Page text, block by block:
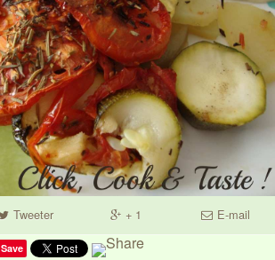
Tweeter + 1 E-mail
Save